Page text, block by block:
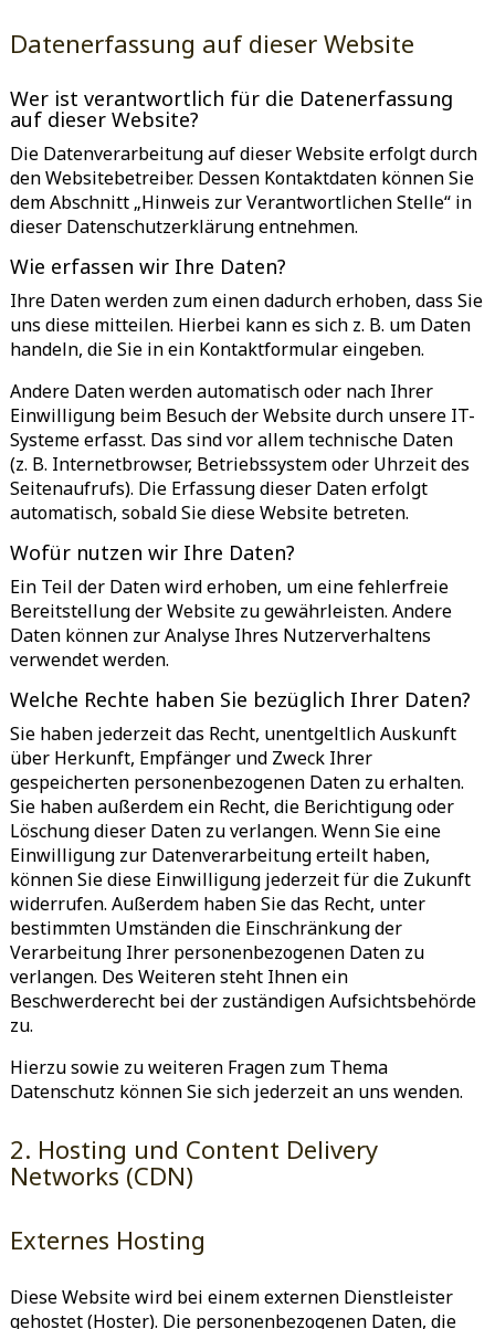
Datenerfassung auf dieser Website
Wer ist verantwortlich für die Datenerfassung
auf dieser Website?
Die Datenverarbeitung auf dieser Website erfolgt durch
den Websitebetreiber. Dessen Kontaktdaten können Sie
dem Abschnitt „Hinweis zur Verantwortlichen Stelle“ in
dieser Datenschutzerklärung entnehmen.
Wie erfassen wir Ihre Daten?
Ihre Daten werden zum einen dadurch erhoben, dass Sie
uns diese mitteilen. Hierbei kann es sich z. B. um Daten
handeln, die Sie in ein Kontaktformular eingeben.
Andere Daten werden automatisch oder nach Ihrer
Einwilligung beim Besuch der Website durch unsere IT-
Systeme erfasst. Das sind vor allem technische Daten
(z. B. Internetbrowser, Betriebssystem oder Uhrzeit des
Seitenaufrufs). Die Erfassung dieser Daten erfolgt
automatisch, sobald Sie diese Website betreten.
Wofür nutzen wir Ihre Daten?
Ein Teil der Daten wird erhoben, um eine fehlerfreie
Bereitstellung der Website zu gewährleisten. Andere
Daten können zur Analyse Ihres Nutzerverhaltens
verwendet werden.
Welche Rechte haben Sie bezüglich Ihrer Daten?
Sie haben jederzeit das Recht, unentgeltlich Auskunft
über Herkunft, Empfänger und Zweck Ihrer
gespeicherten personenbezogenen Daten zu erhalten.
Sie haben außerdem ein Recht, die Berichtigung oder
Löschung dieser Daten zu verlangen. Wenn Sie eine
Einwilligung zur Datenverarbeitung erteilt haben,
können Sie diese Einwilligung jederzeit für die Zukunft
widerrufen. Außerdem haben Sie das Recht, unter
bestimmten Umständen die Einschränkung der
Verarbeitung Ihrer personenbezogenen Daten zu
verlangen. Des Weiteren steht Ihnen ein
Beschwerderecht bei der zuständigen Aufsichtsbehörde
zu.
Hierzu sowie zu weiteren Fragen zum Thema
Datenschutz können Sie sich jederzeit an uns wenden.
2. Hosting und Content Delivery
Networks (CDN)
Externes Hosting
Diese Website wird bei einem externen Dienstleister
gehostet (Hoster). Die personenbezogenen Daten, die